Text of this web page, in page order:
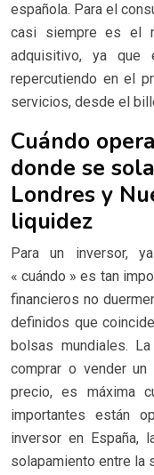
española. Para el
casi siempre es el
adquisitivo, ya
repercutiendo en el
servicios, desde el
Cuándo
donde se
Londres y
liquidez
Para un inversor,
« cuándo » es tan
financieros no
definidos que
bolsas mundiales. La
comprar o vender
precio, es máxima
importantes están
inversor en España,
solapamiento entre la